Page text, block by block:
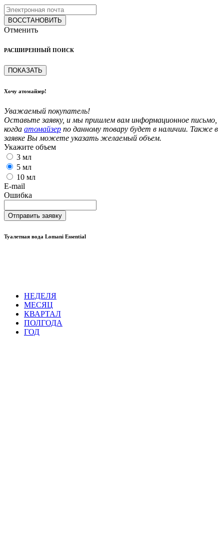
ВОССТАНОВИТЬ
Отменить
РАСШИРЕННЫЙ ПОИСК
ПОКАЗАТЬ
Хочу атомайзер!
Уважаемый покупатель!
Оставьте заявку, и мы пришлем вам информационное письмо,
когда атомайзер по данному товару будет в наличии. Также в
заявке Вы можете указать желаемый объем.
Укажите объем
3 мл
5 мл
10 мл
E-mail
Ошибка
Отправить заявку
Туалетная вода Lomani Essential
НЕДЕЛЯ
МЕСЯЦ
КВАРТАЛ
ПОЛГОДА
ГОД